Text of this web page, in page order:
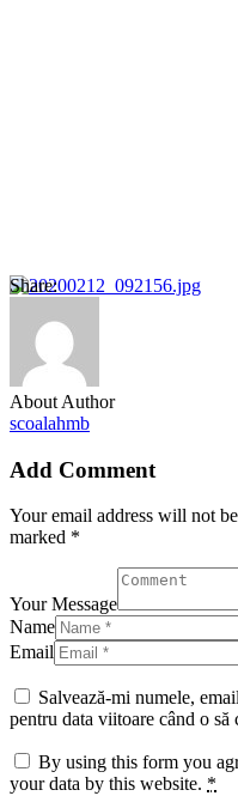
Share:
About Author
scoalahmb
Add Comment
Your email address will not
marked *
Your Message
Name
Email
Salvează-mi numele,
pentru data viitoare când o să
By using this form you
your data by this website. *